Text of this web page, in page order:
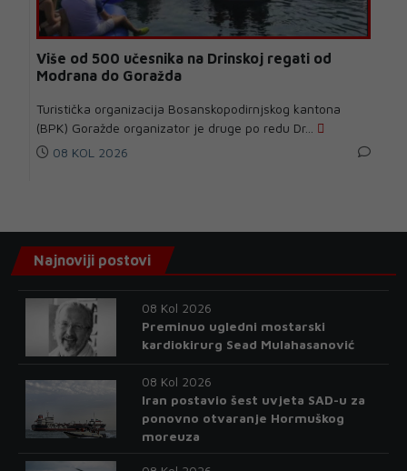
Više od 500 učesnika na Drinskoj regati od
Modrana do Goražda
Turistička organizacija Bosanskopodirnjskog kantona
(BPK) Goražde organizator je druge po redu Dr...
08 KOL 2026
Najnoviji postovi
08 Kol 2026
Preminuo ugledni mostarski
kardiokirurg Sead Mulahasanović
08 Kol 2026
Iran postavio šest uvjeta SAD-u za
ponovno otvaranje Hormuškog
moreuza